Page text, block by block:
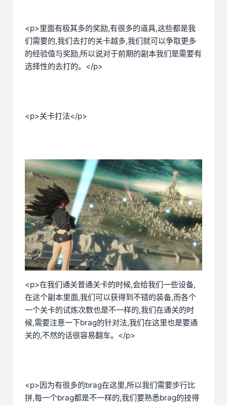
<p>里面有极其多的奖励,有很多的道具,这些都是我
们需要的,我们去打的关卡越多,我们就可以争取更多
的经验值与奖励,所以说对于前期的副本我们是需要有
选择性的去打的。</p>
<p>关卡打法</p>
<p>在我们通关普通关卡的时候,会给我们一些设备,
在这个副本里面,我们可以获得到不错的装备,而各个
一个关卡的试炼次数也是不一样的,我们在通关的时
候,需要注意一下brag的针对法,我们在这里也是要通
关的,不然的话很容易翻车。</p>
<p>因为有很多的brag在这里,所以我们需要步行比
拼,每一个brag都是不一样的,我们要熟悉brag的技得